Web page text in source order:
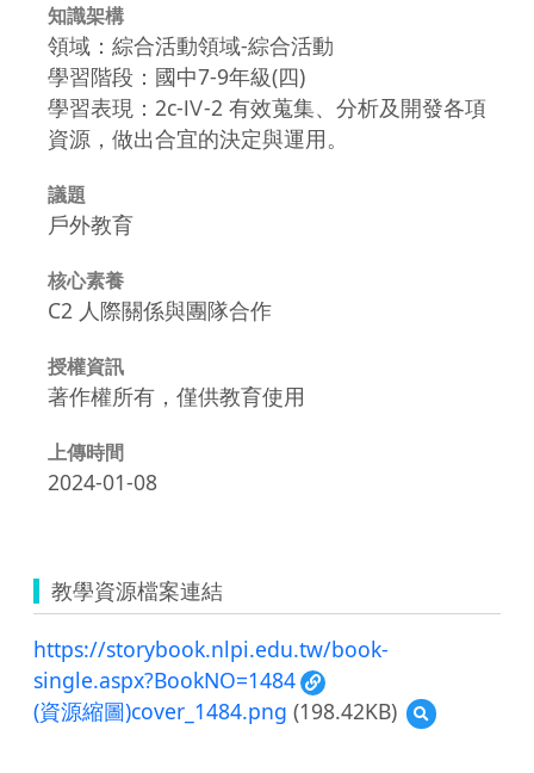
知識架構
領域：綜合活動領域-綜合活動
學習階段：國中7-9年級(四)
學習表現：2c-Ⅳ-2 有效蒐集、分析及開發各項
資源，做出合宜的決定與運用。
議題
戶外教育
核心素養
C2 人際關係與團隊合作
授權資訊
著作權所有，僅供教育使用
上傳時間
2024-01-08
教學資源檔案連結
https://storybook.nlpi.edu.tw/book-
single.aspx?BookNO=1484
(資源縮圖)cover_1484.png (198.42KB)
預
覽